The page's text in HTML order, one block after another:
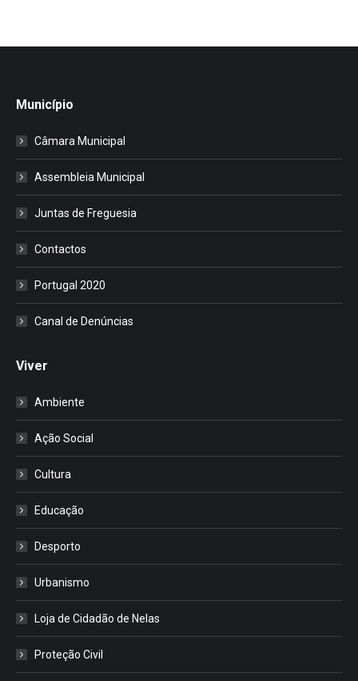
Município
Câmara Municipal
Assembleia Municipal
Juntas de Freguesia
Contactos
Portugal 2020
Canal de Denúncias
Viver
Ambiente
Ação Social
Cultura
Educação
Desporto
Urbanismo
Loja de Cidadão de Nelas
Proteção Civil